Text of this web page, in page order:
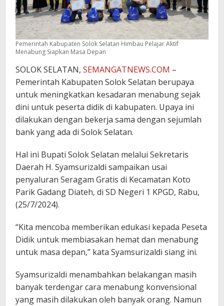
Pemerintah Kabupaten Solok Selatan Himbau Pelajar Aktif
Menabung Siapkan Masa Depan
SOLOK SELATAN, SEMANGATNEWS.COM –
Pemerintah Kabupaten Solok Selatan berupaya
untuk meningkatkan kesadaran menabung sejak
dini untuk peserta didik di kabupaten. Upaya ini
dilakukan dengan bekerja sama dengan sejumlah
bank yang ada di Solok Selatan.
Hal ini Bupati Solok Selatan melalui Sekretaris
Daerah H. Syamsurizaldi sampaikan usai
penyaluran Seragam Gratis di Kecamatan Koto
Parik Gadang Diateh, di SD Negeri 1 KPGD, Rabu,
(25/7/2024).
“Kita mencoba memberikan edukasi kepada Peseta
Didik untuk membiasakan hemat dan menabung
untuk masa depan,” kata Syamsurizaldi siang ini.
Syamsurizaldi menambahkan belakangan masih
banyak terdengar cara menabung konvensional
yang masih dilakukan oleh banyak orang. Namun